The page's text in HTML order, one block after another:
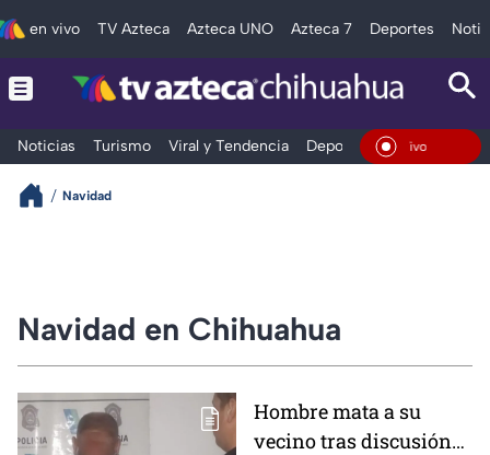
en vivo TV Azteca Azteca UNO Azteca 7 Deportes
Noticias Turismo Viral y Tendencia Deportes Espectáculos
En Vivo
Navidad
Navidad en Chihuahua
Hombre mata a su
vecino tras discusión